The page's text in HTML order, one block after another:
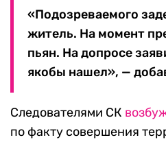
«Подозреваемого
житель. На момент
пьян. На допросе
якобы нашел», —
Следователями СК
по факту совершения